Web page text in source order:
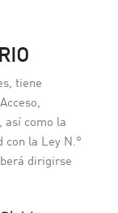
tiene
así como la
con la Ley N.°
dirigirse